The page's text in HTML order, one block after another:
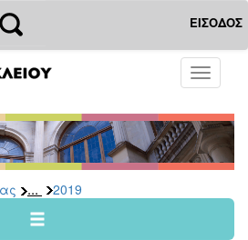
ΕΙΣΟΔΟΣ
Toggle
... 2019